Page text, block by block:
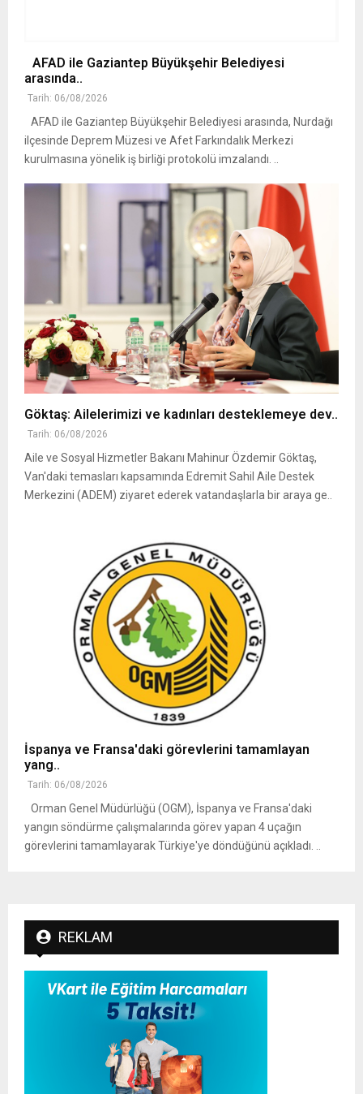
AFAD ile Gaziantep Büyükşehir Belediyesi
arasında..
Tarih: 06/08/2026
AFAD ile Gaziantep Büyükşehir Belediyesi arasında, Nurdağı
ilçesinde Deprem Müzesi ve Afet Farkındalık Merkezi
kurulmasına yönelik iş birliği protokolü imzalandı. ..
Göktaş: Ailelerimizi ve kadınları desteklemeye dev..
Tarih: 06/08/2026
Aile ve Sosyal Hizmetler Bakanı Mahinur Özdemir Göktaş,
Van'daki temasları kapsamında Edremit Sahil Aile Destek
Merkezini (ADEM) ziyaret ederek vatandaşlarla bir araya ge..
İspanya ve Fransa'daki görevlerini tamamlayan
yang..
Tarih: 06/08/2026
Orman Genel Müdürlüğü (OGM), İspanya ve Fransa'daki
yangın söndürme çalışmalarında görev yapan 4 uçağın
görevlerini tamamlayarak Türkiye'ye döndüğünü açıkladı. ..
REKLAM